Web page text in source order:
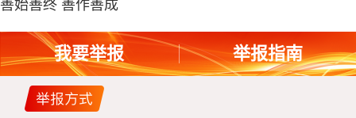
善始善终 善作善成
我要举报 举报指南